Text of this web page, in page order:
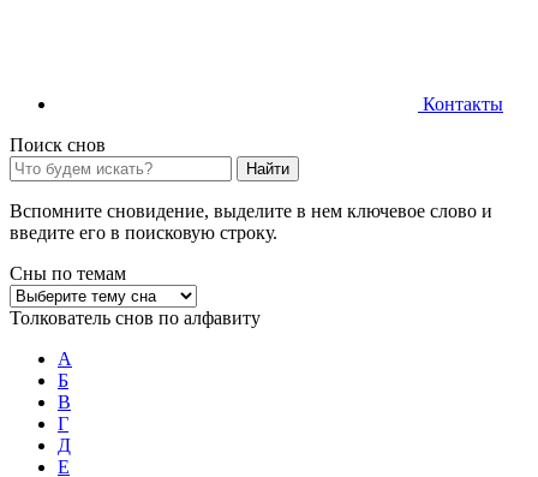
Контакты
Поиск снов
Найти
Вспомните сновидение, выделите в нем ключевое слово и
введите его в поисковую строку.
Сны по темам
Толкователь снов по алфавиту
А
Б
В
Г
Д
Е